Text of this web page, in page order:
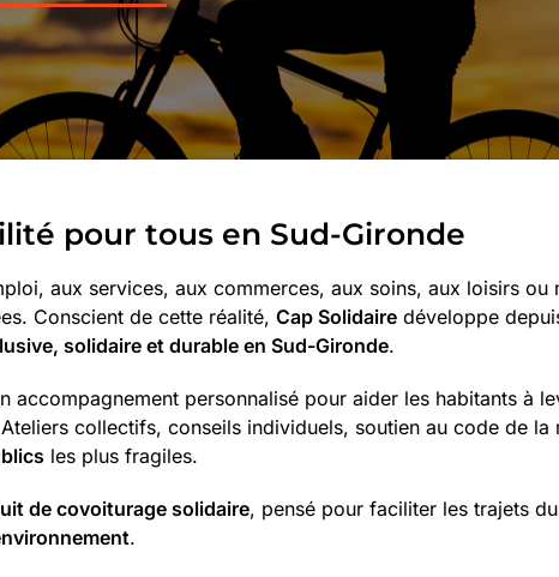
pour tous en Sud-Gironde
aux services, aux commerces, aux soins, aux loisirs ou
Conscient de cette réalité,Cap Solidaire développe
solidaire et durable en Sud-Gironde.
accompagnement personnalisé pour aider les habitants à
collectifs, conseils individuels, soutien au code de la
les plus fragiles.
de covoiturage solidaire, pensé pour faciliter les trajets
.